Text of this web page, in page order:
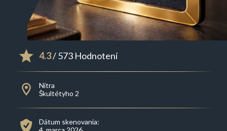
4.3/ 573 Hodnotení
Nitra
Škultétyho 2
Dátum skenovania: